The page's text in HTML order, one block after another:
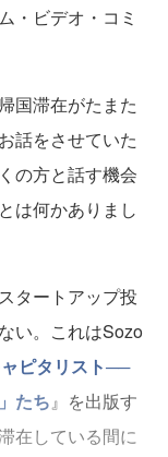
・ビデオ・コミ
国滞在がたまた
話をさせていた
の方と話す機会
は何かありまし
タートアップ投
い。これはSozo
ピタリスト──
たち』を出版す
在している間に